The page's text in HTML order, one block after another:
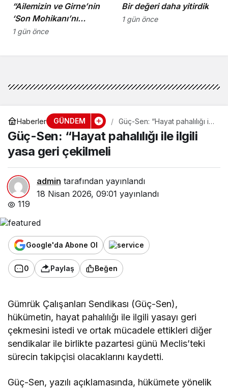
“Ailemizin ve Girne’nin
‘Son Mohikanı’nı
kaybettik”
1 gün önce
Bir değeri daha yitirdik
1 gün önce
Haberler GÜNDEM
Güç-Sen: “Hayat pahalılığı ile
ilgili yasa geri çekilmeli
Güç-Sen: “Hayat pahalılığı ile ilgili
yasa geri çekilmeli
admin tarafından yayınlandı
18 Nisan 2026, 09:01 yayınlandı
119
Google'da Abone Ol
0 Paylaş Beğen
Gümrük Çalışanları Sendikası (Güç-Sen),
hükümetin, hayat pahalılığı ile ilgili yasayı geri
çekmesini istedi ve ortak mücadele ettikleri diğer
sendikalar ile birlikte pazartesi günü Meclis’teki
sürecin takipçisi olacaklarını kaydetti.
Güç-Sen, yazılı açıklamasında, hükümete yönelik